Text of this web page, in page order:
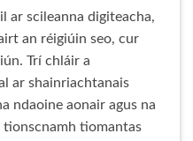
ar scileanna digiteacha,
an réigiúin seo, cur
Trí chláir a
ar shainriachtanais
ndaoine aonair agus na
tiomantas